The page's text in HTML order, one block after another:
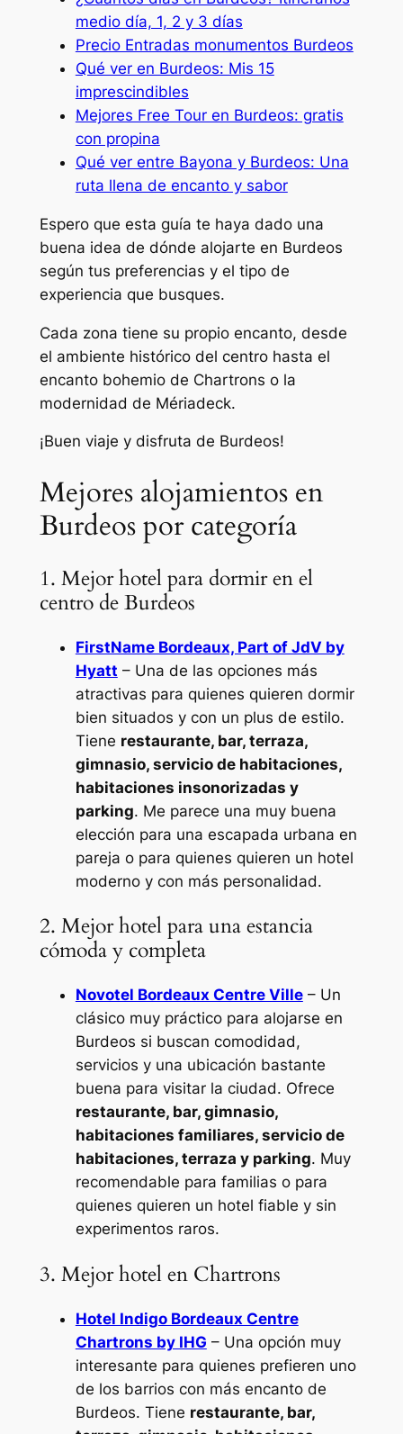
medio día, 1, 2 y 3 días
Precio Entradas monumentos Burdeos
Qué ver en Burdeos: Mis 15
imprescindibles
Mejores Free Tour en Burdeos: gratis
con propina
Qué ver entre Bayona y Burdeos: Una
ruta llena de encanto y sabor
Espero que esta guía te haya dado una
buena idea de dónde alojarte en Burdeos
según tus preferencias y el tipo de
experiencia que busques.
Cada zona tiene su propio encanto, desde
el ambiente histórico del centro hasta el
encanto bohemio de Chartrons o la
modernidad de Mériadeck.
¡Buen viaje y disfruta de Burdeos!
Mejores alojamientos en
Burdeos por categoría
1. Mejor hotel para dormir en el
centro de Burdeos
FirstName Bordeaux, Part of JdV by
Hyatt – Una de las opciones más
atractivas para quienes quieren dormir
bien situados y con un plus de estilo.
Tiene restaurante, bar, terraza,
gimnasio, servicio de habitaciones,
habitaciones insonorizadas y
parking. Me parece una muy buena
elección para una escapada urbana en
pareja o para quienes quieren un hotel
moderno y con más personalidad.
2. Mejor hotel para una estancia
cómoda y completa
Novotel Bordeaux Centre Ville– Un
clásico muy práctico para alojarse en
Burdeos si buscan comodidad,
servicios y una ubicación bastante
buena para visitar la ciudad. Ofrece
restaurante, bar, gimnasio,
habitaciones familiares, servicio de
habitaciones, terraza y parking. Muy
recomendable para familias o para
quienes quieren un hotel fiable y sin
experimentos raros.
3. Mejor hotel en Chartrons
Hotel Indigo Bordeaux Centre
Chartrons by IHG – Una opción muy
interesante para quienes prefieren uno
de los barrios con más encanto de
Burdeos. Tiene restaurante, bar,